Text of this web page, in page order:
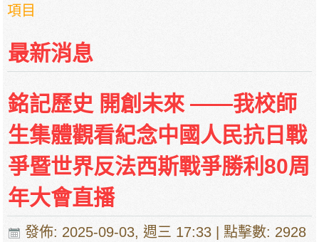
培華中學收費項目一覽表
最新消息
銘記歷史 開創未來 ——我校師
生集體觀看紀念中國人民抗日戰
爭暨世界反法西斯戰爭勝利80周
年大會直播
發佈: 2025-09-03, 週三 17:33 | 點擊數: 2928